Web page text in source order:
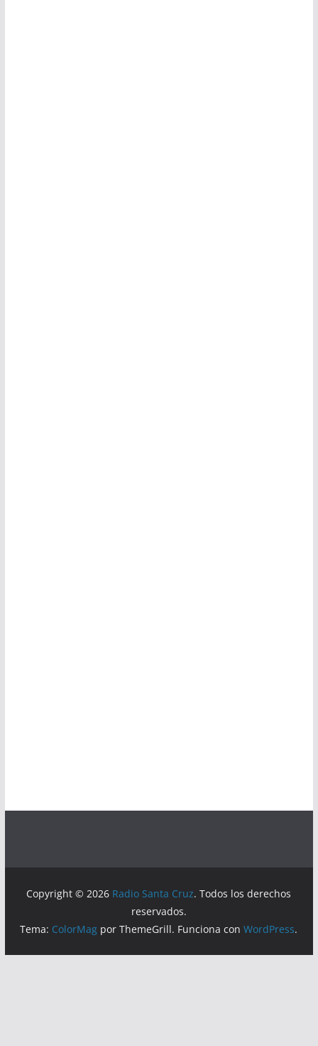
Copyright © 2026 Radio Santa Cruz. Todos los derechos
reservados.
Tema: ColorMag por ThemeGrill. Funciona conWordPress.